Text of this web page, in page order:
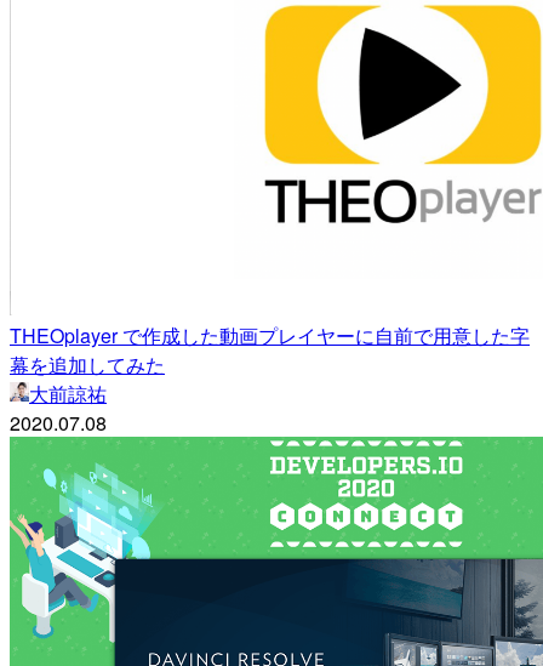
THEOplayer で作成した動画プレイヤーに自前で用意した字
幕を追加してみた
大前諒祐
2020.07.08